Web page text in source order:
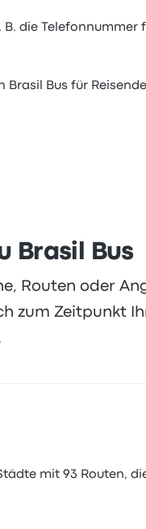
die Telefonnummer
Brasil Bus für
Brasil Bus
Routen oder
zum Zeitpunkt
mit 93 Routen,